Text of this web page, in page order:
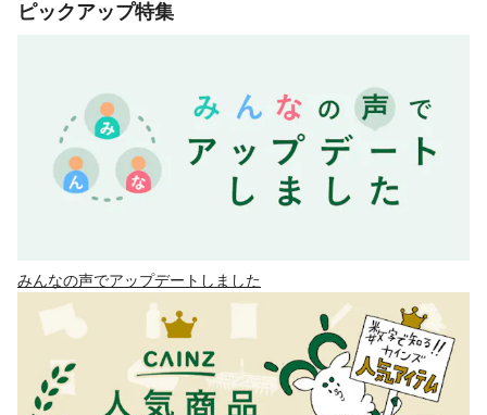
ピックアップ特集
みんなの声でアップデートしました